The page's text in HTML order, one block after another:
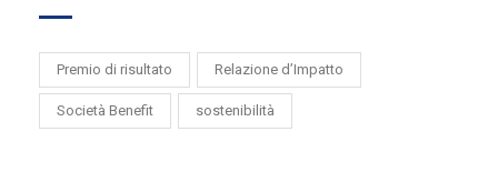
Premio di risultato Relazione d’Impatto
Società Benefit sostenibilità